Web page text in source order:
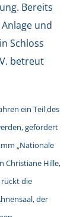
Bereits
und
Schloss
betreut
ein Teil des
gefördert
„Nationale
Christiane Hille,
die
der